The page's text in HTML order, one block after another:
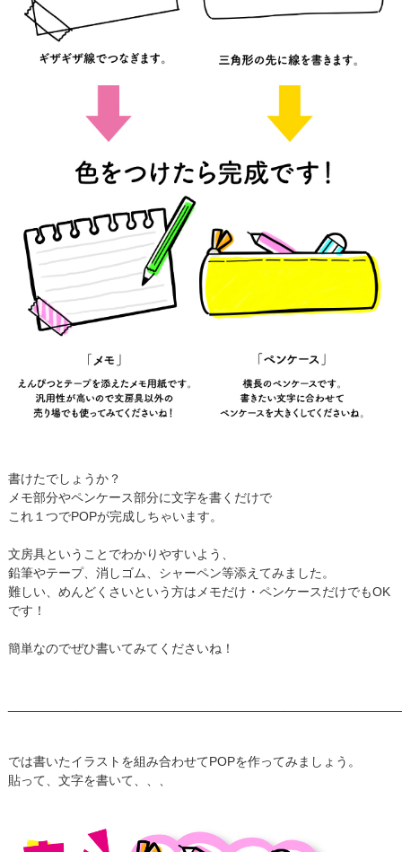
書けたでしょうか？
メモ部分やペンケース部分に文字を書くだけで
これ１つでPOPが完成しちゃいます。
文房具ということでわかりやすいよう、
鉛筆やテープ、消しゴム、シャーペン等添えてみました。
難しい、めんどくさいという方はメモだけ・ペンケースだけでもOK
です！
簡単なのでぜひ書いてみてくださいね！
では書いたイラストを組み合わせてPOPを作ってみましょう。
貼って、文字を書いて、、、